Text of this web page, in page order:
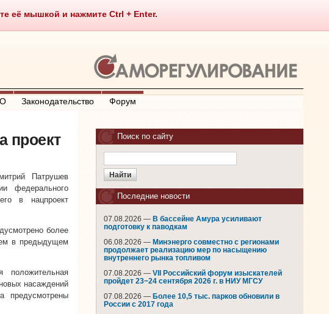
её мышкой и нажмите Ctrl + Enter.
Законодательство Форум
проект
Патрушев
федерального
в нацпроект
более
в предыдущем
положительная
насаждений
предусмотрены
Поиск по сайту
Последние новости
07.08.2026 — В бассейне Амура усиливают
подготовку к паводкам
06.08.2026 — Минэнерго совместно с регионами
продолжает реализацию мер по насыщению
внутреннего рынка топливом
07.08.2026 — VII Российский форум изыскателей
пройдет 23−24 сентября 2026 г. в НИУ МГСУ
07.08.2026 — Более 10,5 тыс. парков обновили в
России с 2017 года